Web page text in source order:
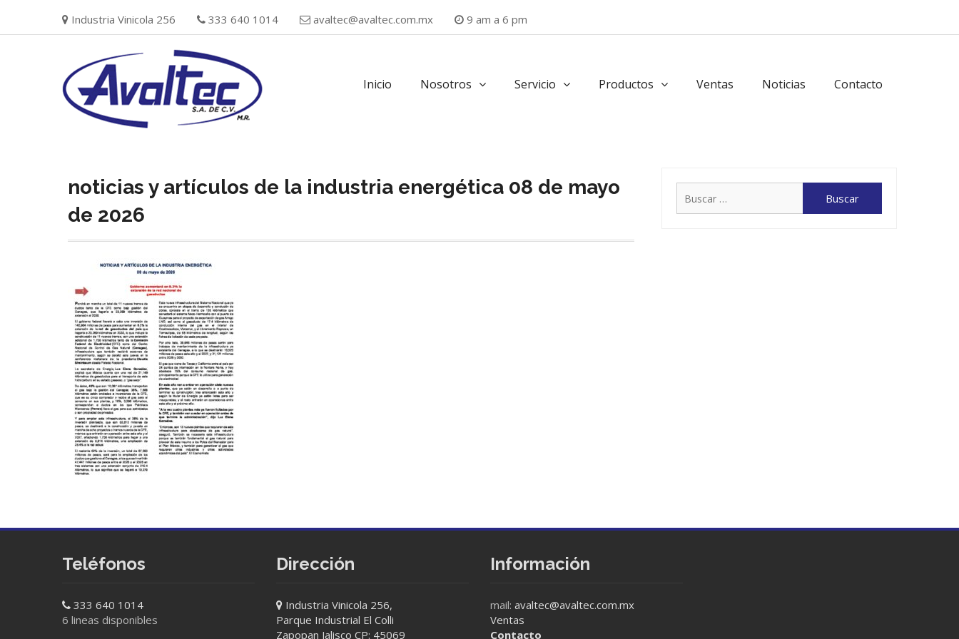
content
Industria Vinicola 256 333 640 1014 avaltec@avaltec.com.mx 9 am a 6 pm
Inicio Nosotros Servicio Productos Ventas Noticias Contacto
noticias y artículos de la industria energética 08 de mayo
de 2026
Teléfonos
333 640 1014
6 lineas disponibles
Dirección
Industria Vinicola 256,
Parque Industrial El Colli
Zapopan Jalisco CP: 45069
Información
mail: avaltec@avaltec.com.mx
Ventas
Contacto